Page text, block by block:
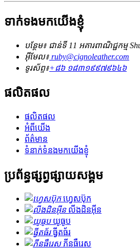
ទាក់ទងមកយើងខ្ញុំ
បន្ថែម៖ ជាន់ទី 11 អគារពាណិជ្ជកម្ម
អ៊ីមែល៖ ruby@cignoleather.com
ទូរស័ព្ទ៖+៨៦ ១៨៣១៩៩៧៩៦៤៦
ផលិតផល
ផលិតផល
អំពីយើង
ព័ត៌មាន
ទំនាក់ទំនងមកយើងខ្ញុំ
ប្រព័ន្ធផ្សព្វផ្សាយសង្គម
ហ្វេសប៊ុក
លីងដិនអ៊ីន
យូធូប
ធ្វីតធ័រ
ភីនធឺរេស